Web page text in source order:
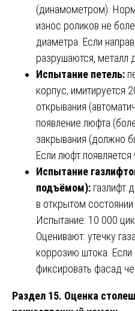
(динамометром).
износ роликов не
диаметра. Если
разрушаются, металл
Испытание петель:
корпус, имитируется
открывания
появление люфта
закрывания (должно
Если люфт
Испытание
подъёмом): газлифт
в открытом состоянии
Испытание: 10 000
Оценивают: утечку
коррозию штока. Если
фиксировать фасад
Раздел 15. Оценка